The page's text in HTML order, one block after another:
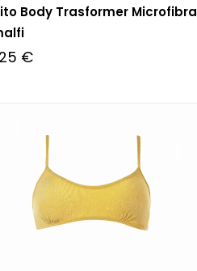
Body Trasformer Microfibra
€